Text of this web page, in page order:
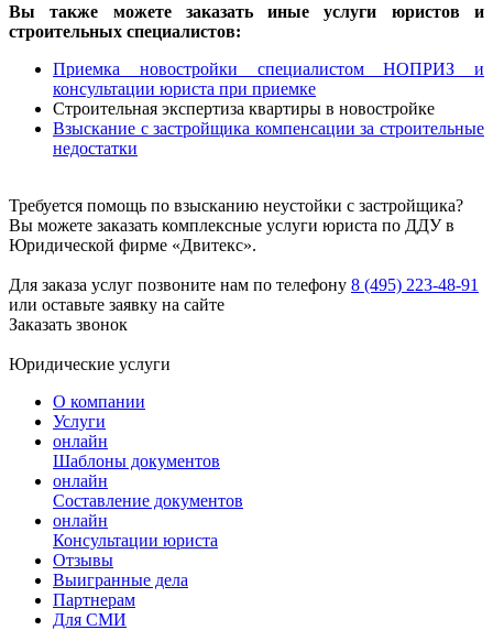
Вы также можете заказать иные услуги юристов и
строительных специалистов:
Приемка новостройки специалистом НОПРИЗ и
консультации юриста при приемке
Строительная экспертиза квартиры в новостройке
Взыскание с застройщика компенсации за строительные
недостатки
Требуется помощь по взысканию неустойки с застройщика?
Вы можете заказать комплексные услуги юриста по ДДУ в
Юридической фирме «Двитекс».
Для заказа услуг позвоните нам по телефону 8 (495) 223-48-91
или оставьте заявку на сайте
Заказать звонок
Юридические услуги
О компании
Услуги
онлайн
Шаблоны документов
онлайн
Составление документов
онлайн
Консультации юриста
Отзывы
Выигранные дела
Партнерам
Для СМИ